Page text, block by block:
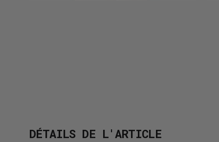
DÉTAILS DE L'ARTICLE